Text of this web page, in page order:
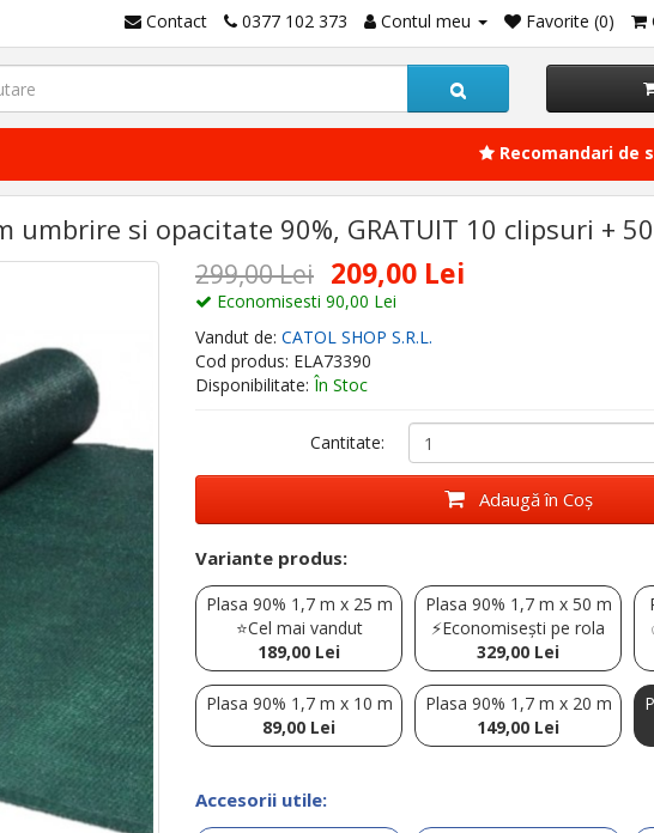
Contact 0377 102 373 Contul meu Favorite (0)
Recomandari de
umbrire si opacitate 90%, GRATUIT 10 clipsuri +
299,00 Lei 209,00 Lei
Economisesti 90,00 Lei
Vandut de: CATOL SHOP S.R.L.
Cod produs: ELA73390
Disponibilitate: În Stoc
Cantitate:
Adaugă în Coş
Variante produs:
Plasa 90% 1,7 m x 25 m
⭐Cel mai vandut
189,00 Lei
Plasa 90% 1,7 m x 50 m
⚡Economisești pe rola
329,00 Lei
Plasa 90% 1,7 m x 10 m
89,00 Lei
Plasa 90% 1,7 m x 20 m
149,00 Lei
Accesorii utile: